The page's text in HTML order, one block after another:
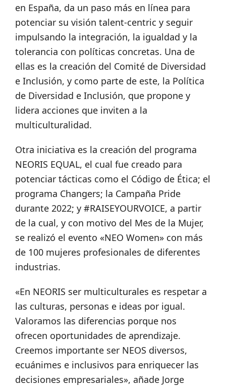
en España, da un paso más en línea para
potenciar su visión talent-centric y seguir
impulsando la integración, la igualdad y la
tolerancia con políticas concretas. Una de
ellas es la creación del Comité de Diversidad
e Inclusión, y como parte de este, la Política
de Diversidad e Inclusión, que propone y
lidera acciones que inviten a la
multiculturalidad.
Otra iniciativa es la creación del programa
NEORIS EQUAL, el cual fue creado para
potenciar tácticas como el Código de Ética; el
programa Changers; la Campaña Pride
durante 2022; y #RAISEYOURVOICE, a partir
de la cual, y con motivo del Mes de la Mujer,
se realizó el evento «NEO Women» con más
de 100 mujeres profesionales de diferentes
industrias.
«En NEORIS ser multiculturales es respetar a
las culturas, personas e ideas por igual.
Valoramos las diferencias porque nos
ofrecen oportunidades de aprendizaje.
Creemos importante ser NEOS diversos,
ecuánimes e inclusivos para enriquecer las
decisiones empresariales», añade Jorge